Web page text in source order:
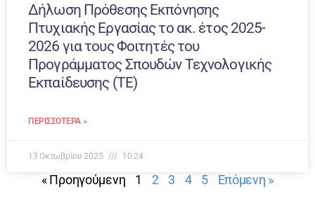
Δήλωση Πρόθεσης Εκπόνησης
Πτυχιακής Εργασίας το ακ. έτος 2025-
2026 για τους Φοιτητές του
Προγράμματος Σπουδών Τεχνολογικής
Εκπαίδευσης (ΤΕ)
ΠΕΡΙΣΣΌΤΕΡΑ »
13 Οκτωβρίου 2025 10:24
« Προηγούμενη 1 2 3 4 5 Επόμενη »